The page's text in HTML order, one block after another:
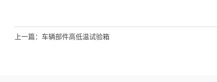
上一篇： 车辆部件高低温试验箱